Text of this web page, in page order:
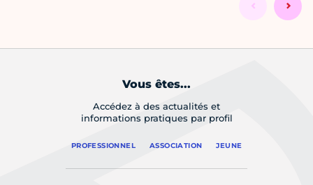
Vous êtes...
Accédez à des actualités et
informations pratiques par profil
PROFESSIONNEL ASSOCIATION JEUNE